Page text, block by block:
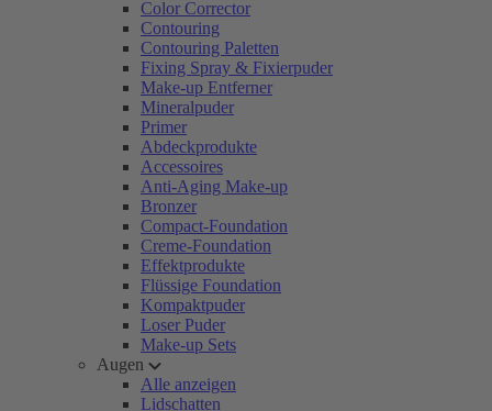
Color Corrector
Contouring
Contouring Paletten
Fixing Spray & Fixierpuder
Make-up Entferner
Mineralpuder
Primer
Abdeckprodukte
Accessoires
Anti-Aging Make-up
Bronzer
Compact-Foundation
Creme-Foundation
Effektprodukte
Flüssige Foundation
Kompaktpuder
Loser Puder
Make-up Sets
Augen
Alle anzeigen
Lidschatten